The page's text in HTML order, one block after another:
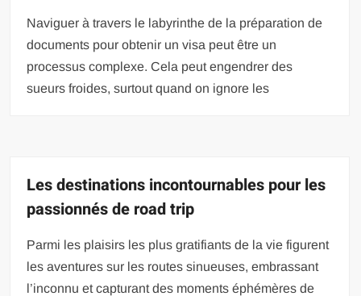
Naviguer à travers le labyrinthe de la préparation de
documents pour obtenir un visa peut être un
processus complexe. Cela peut engendrer des
sueurs froides, surtout quand on ignore les
Les destinations incontournables pour les
passionnés de road trip
Parmi les plaisirs les plus gratifiants de la vie figurent
les aventures sur les routes sinueuses, embrassant
l’inconnu et capturant des moments éphémères de